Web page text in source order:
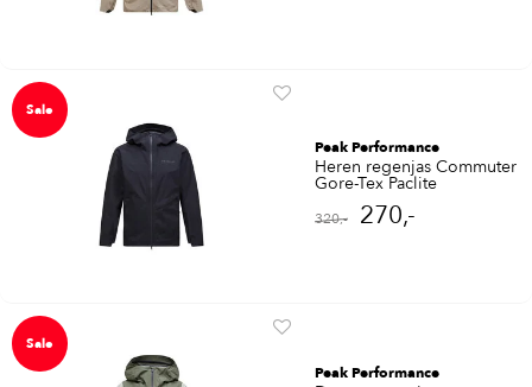
Sale
Peak Performance
Heren regenjas Commuter
Gore-Tex Paclite
320,- 270,-
Sale
Peak Performance